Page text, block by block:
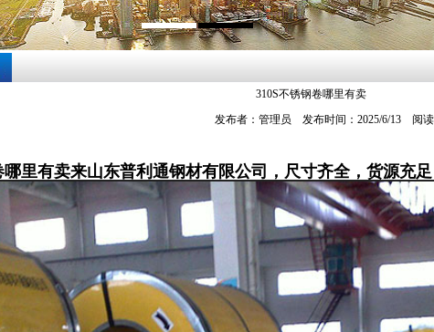
310S不锈钢卷哪里有卖
发布者：管理员 发布时间：2025/6/13 阅读
哪里有卖来山东普利通钢材有限公司，尺寸齐全，货源充